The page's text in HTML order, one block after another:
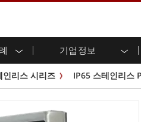
기업정보
디스플레이
(P-CAP)
임
실외 디스플레이
G-WIN 시리즈 /
IP67
엣지 컴퓨팅
관계
드 센터
유
터
채널
인리스 시리즈 IP65 스테인리스